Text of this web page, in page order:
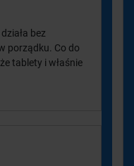
bez
porządku. Co do
tablety i właśnie